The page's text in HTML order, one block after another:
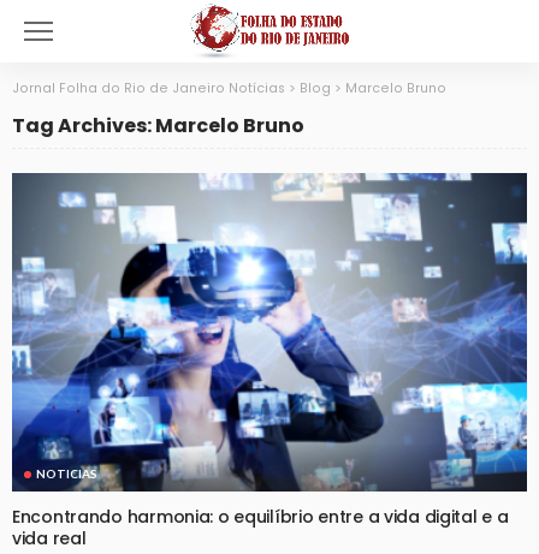
Jornal Folha do Rio de Janeiro Notícias > Blog > Marcelo Bruno
Tag Archives: Marcelo Bruno
NOTICIAS
Encontrando harmonia: o equilíbrio entre a vida digital e a
vida real